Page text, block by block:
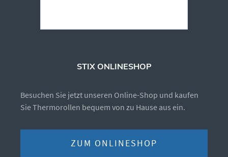
STIX ONLINESHOP
Besuchen Sie jetzt unseren Online-Shop und kaufen
Sie Thermorollen bequem von zu Hause aus ein.
ZUM ONLINESHOP